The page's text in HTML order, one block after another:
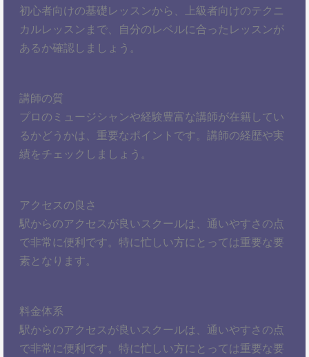
初心者向けの基礎レッスンから、上級者向けのテクニ
カルレッスンまで、自分のレベルに合ったレッスンが
あるか確認しましょう。
講師の質
プロのミュージシャンや経験豊富な講師が在籍してい
るかどうかは、重要なポイントです。講師の経歴や実
績をチェックしましょう。
アクセスの良さ
駅からのアクセスが良いスクールは、通いやすさの点
で非常に便利です。特に忙しい方にとっては重要な要
素となります。
料金体系
駅からのアクセスが良いスクールは、通いやすさの点
で非常に便利です。特に忙しい方にとっては重要な要